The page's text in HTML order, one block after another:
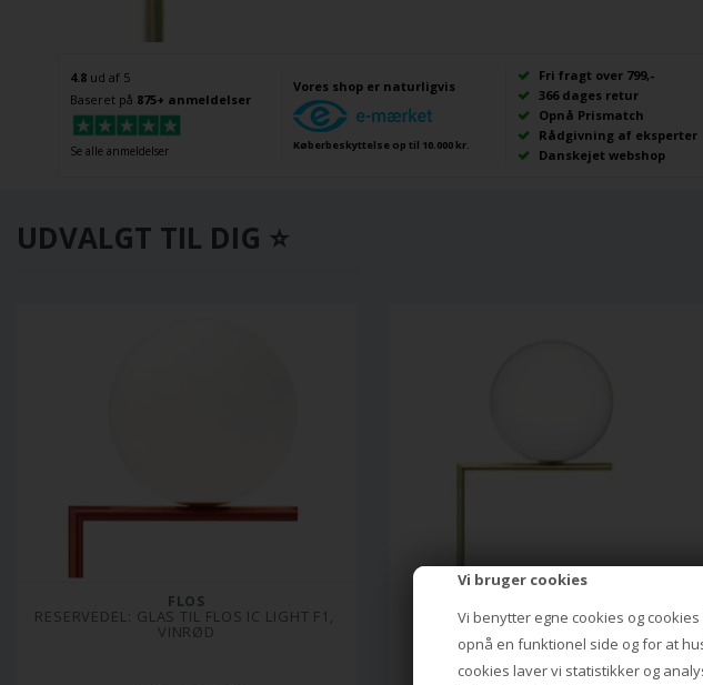
Vi bruger cookies
Vi benytter egne cookies og
opnå en funktionel side og for at
cookies laver vi statistikker og
4.8 ud af 5
Baseret på 875+ anmeldelser
Se alle anmeldelser
Vores shop er naturligvis
Køberbeskyttelse op til 10.000 kr.
Fri fragt over 799,-
366 dages retur
Opnå Prismatch
Rådgivning af eksperter
Danskejet webshop
UDVALGT TIL DIG ⭐
FLOS
RESERVEDEL: GLAS TIL FLOS IC LIGHT F1,
VINRØD
RESERVEDEL: GLAS TIL FLOS IC LIGHT
T1/F1/S1, MESSING